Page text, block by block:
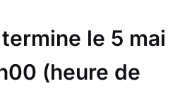
le 5 mai
(heure de